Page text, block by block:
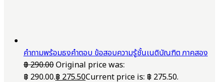
คำถามพร้อมธงคำตอบ ข้อสอบความรู้ชั้นเนติบัณฑิต ภาคสอง
฿290.00Original price was:
฿ 290.00.฿275.50Current price is: ฿ 275.50.